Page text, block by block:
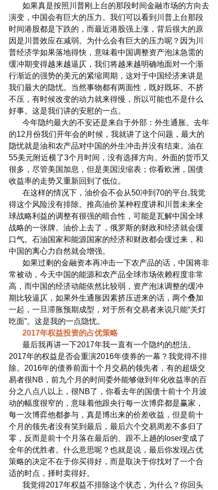
如果真是按照川普刚上台的那段时间金融市场的方向去
演变，中国会有巨大的压力。我们可以看到川普上台那段
时间港股都是下跌的，而最近港股强上涨，背后很大的原
因是川普效应在减弱。为什么会有巨大的压力呢？因为川
普经济学如果落地得快，意味着中国调整资产泡沫急需的
缓冲期变得越来越逼仄，我们将越来越明确地面对一个渐
行渐近的强势的美元的紧缩周期，这对于中国经济来讲是
我们最大的隐忧。当然事物都有两面性，既好既坏。不挤
不压，有时候改变的动力就来得慢，所以可能也不是什么
好事。这是我们讲的安慰的一点。
今年隐约最大的不安还是来自于外部：外生通胀。去年
的12月份我们开年会的时候，我就讲了这个问题，最大的
隐忧就是油和农产品对中国的外生冲击并没有结束。油在
55美元附近横了3个月时间，没有选择方向。外面的货币又
很多，尽管美国加息，但是美国没缩表；你看欧洲，国债
收益率的走势又重新回到了低位。
在这样的情况下，油价会不会从50冲到70的平台,我觉
得这个风险没有排除。推高油价某种程度讲和川普未来全
球战略利益的调整有很强的暗合性，可能是瓦解中国全球
战略的一张牌。油价上去了，俄罗斯的财政和经济就会缓
口气。石油国家和能源国家的经济和财政都会缓过来，和
中国的离心力自然就会增强。
如果过剩的金融资本再冲击一下农产品的话，中国将非
常被动，今天中国的能源和农产品全球市场依赖程度非常
高，而中国的经济动能依然比较弱，资产泡沫调整的缓冲
期比较逼仄，如果外生通胀因素挤压进来的话，两个叠加
一起，一旦滞胀预期成型，对于所有交易者来说只能“关灯
吃面”。这是我的一点隐忧。
2017年权益投资的占优策略
最后我再讲一下2017年我一直有一个隐约的想法。
2017年的权益是否会重演2016年债券的一幕？我觉得不排
除。2016年的债券前面十个月交易的领先者，有的超级交
易者很NB，前九个月的时间委外能够做到年化收益率的百
分之八点八以上，很NB了，你看去年的国债十前十个月波
动的幅度很窄的，意味着他跟央行每一次博弈都是赢家，
每一次博弈他都参与，真是博出来的价差收益，但是前十
个月的领先者没有笑到最后，最后六个交易周差不多归了
零，反而是前十个月落在最后的、跟不上趟的loser变成了
全年的优胜者。什么意思呢？也就是说，最后你发现占优
策略的决定不在于你买得好，而是取决于你找对了一个合
适的时点，择时卖得好。
我觉得2017年权益不排除这个状态，为什么？你回头